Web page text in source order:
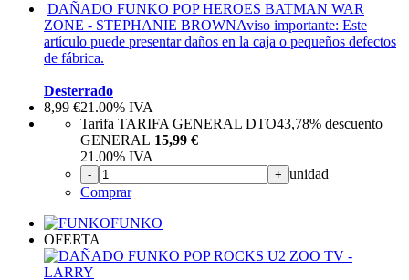
DAÑADO FUNKO POP HEROES BATMAN WAR
ZONE - STEPHANIE BROWNAviso importante: Este
artículo puede presentar daños en la caja o pequeños defectos
de fábrica.
Desterrado
8,99 €21.00% IVA
Tarifa TARIFA GENERAL DTO43,78% descuento
GENERAL 15,99 €
21.00% IVA
- + unidad
Comprar
FUNKO
OFERTA